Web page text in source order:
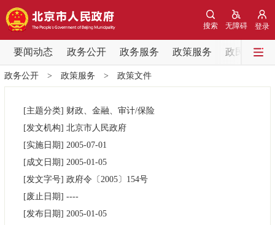
登录
无障碍
搜索
要闻动态 政务公开 政务服务 政策服务 政民互动
要闻动态
党中央精神 国务院信息
北京要闻 会议信息
政务公开
市领导
政务公开> 政策服务 > 政策文件
[主题分类] 财政、金融、审计/保险
[发文机构] 北京市人民政府
[实施日期] 2005-07-01
[成文日期] 2005-01-05
[发文字号] 政府令 〔2005〕 154号
[废止日期] ----
[发布日期] 2005-01-05